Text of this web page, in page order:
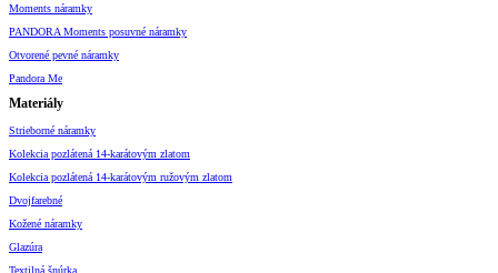
Moments náramky
PANDORA Moments posuvné náramky
Otvorené pevné náramky
Pandora Me
Materiály
Strieborné náramky
Kolekcia pozlátená 14-karátovým zlatom
Kolekcia pozlátená 14-karátovým ružovým zlatom
Dvojfarebné
Kožené náramky
Glazúra
Textilná šnúrka